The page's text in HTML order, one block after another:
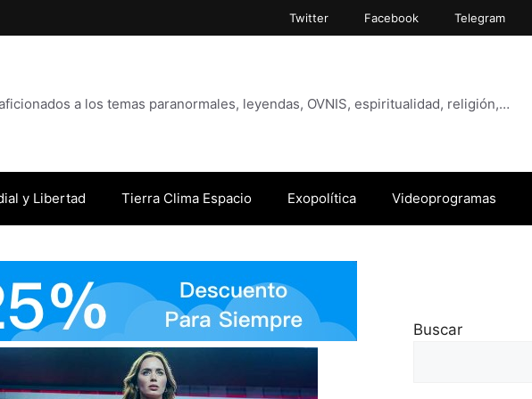
Twitter Facebook Telegram
a los temas paranormales, leyendas, OVNIS, espiritualidad, religión,…
y Libertad Tierra Clima Espacio Exopolítica Videoprogramas
Buscar